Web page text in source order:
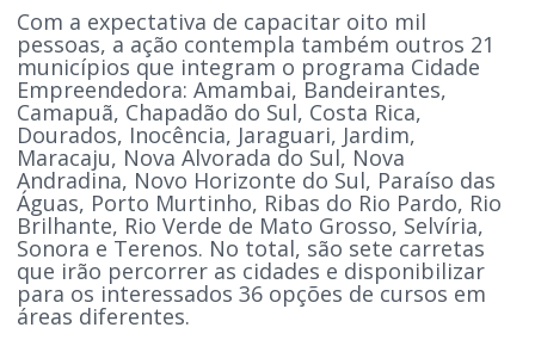
Com a expectativa de capacitar oito mil
pessoas, a ação contempla também outros 21
municípios que integram o programa Cidade
Empreendedora: Amambai, Bandeirantes,
Camapuã, Chapadão do Sul, Costa Rica,
Dourados, Inocência, Jaraguari, Jardim,
Maracaju, Nova Alvorada do Sul, Nova
Andradina, Novo Horizonte do Sul, Paraíso das
Águas, Porto Murtinho, Ribas do Rio Pardo, Rio
Brilhante, Rio Verde de Mato Grosso, Selvíria,
Sonora e Terenos. No total, são sete carretas
que irão percorrer as cidades e disponibilizar
para os interessados 36 opções de cursos em
áreas diferentes.